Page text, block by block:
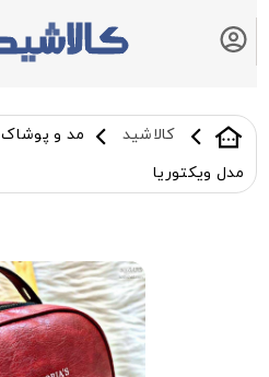
کالاشید مد و پوشاک
مدل ویکتوریا